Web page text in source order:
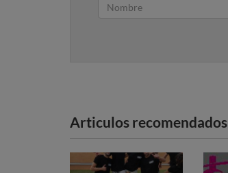
Articulos recomendados